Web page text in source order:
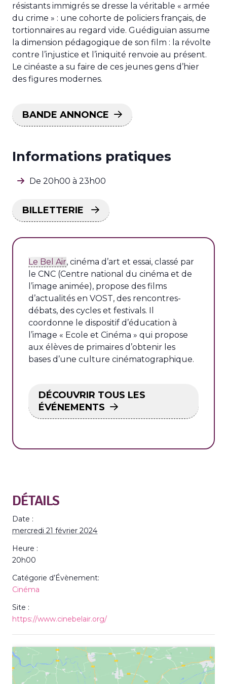
résistants immigrés se dresse la véritable « armée
du crime » : une cohorte de policiers français, de
tortionnaires au regard vide. Guédiguian assume
la dimension pédagogique de son film : la révolte
contre l’injustice et l’iniquité renvoie au présent.
Le cinéaste a su faire de ces jeunes gens d’hier
des figures modernes.
BANDE ANNONCE
Informations pratiques
De 20h00 à 23h00
BILLETTERIE
Le Bel Air, cinéma d’art et essai, classé par
le CNC (Centre national du cinéma et de
l’image animée), propose des films
d’actualités en VOST, des rencontres-
débats, des cycles et festivals. Il
coordonne le dispositif d’éducation à
l’image « Ecole et Cinéma » qui propose
aux élèves de primaires d’obtenir les
bases d’une culture cinématographique.
DÉCOUVRIR TOUS LES
ÉVÉNEMENTS
DÉTAILS
Date :
mercredi 21 février 2024
Heure :
20h00
Catégorie d’Évènement:
Cinéma
Site :
https://www.cinebelair.org/